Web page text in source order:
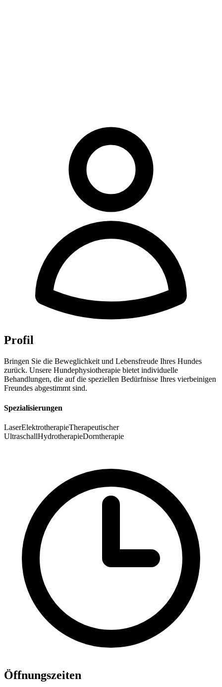
Profil
Bringen Sie die Beweglichkeit und Lebensfreude Ihres Hundes
zurück. Unsere Hundephysiotherapie bietet individuelle
Behandlungen, die auf die speziellen Bedürfnisse Ihres vierbeinigen
Freundes abgestimmt sind.
Spezialisierungen
LaserElektrotherapieTherapeutischer
UltraschallHydrotherapieDorntherapie
Öffnungszeiten